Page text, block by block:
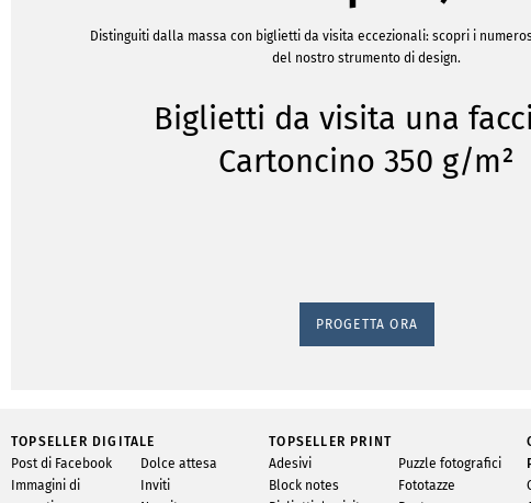
Distinguiti dalla massa con biglietti da visita eccezionali: scopri i
del nostro strumento di design.
Biglietti da visita una
Cartoncino 350 g/m²
PROGETTA ORA
Ordina 100 biglietti da
nostri biglietti da visita 1
TOPSELLER DIGITALE
Post di Facebook
Immagini di
Dolce attesa
Inviti
TOPSELLER PRINT
Adesivi
Block notes
Puzzle fotografici
Fototazze